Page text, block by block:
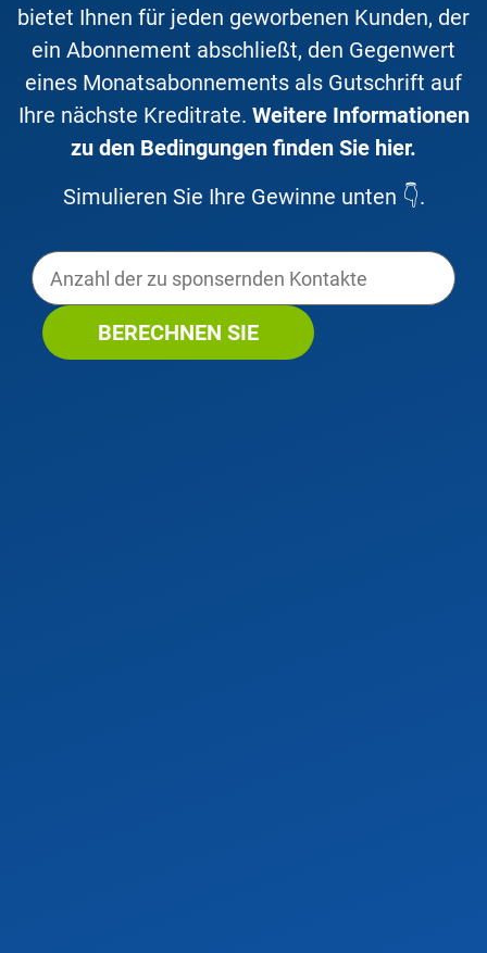
bietet Ihnen für jeden geworbenen Kunden, der
ein Abonnement abschließt, den Gegenwert
eines Monatsabonnements als Gutschrift auf
Ihre nächste Kreditrate. Weitere Informationen
zu den Bedingungen finden Sie hier.
Simulieren Sie Ihre Gewinne unten 👇.
BERECHNEN SIE